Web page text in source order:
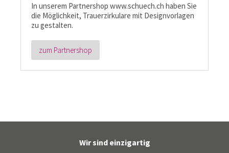
In unserem Partnershop www.schuech.ch haben Sie
die Möglichkeit, Trauerzirkulare mit Designvorlagen
zu gestalten.
zum Partnershop
Wir sind einzigartig